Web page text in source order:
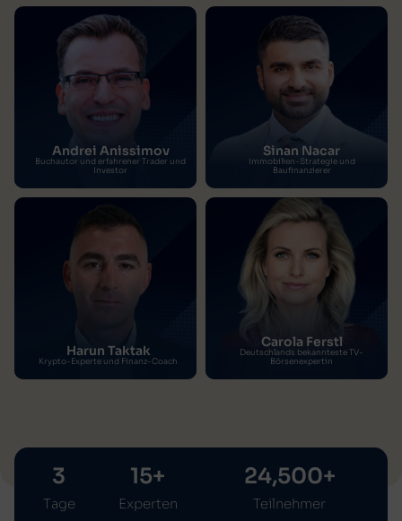
Andrei Anissimov
Buchautor und erfahrener Trader und
Investor
Sinan Nacar
Immobilien-Strategie und
Baufinanzierer
Harun Taktak
Krypto-Experte und Finanz-Coach
Carola Ferstl
Deutschlands bekannteste TV-
Börsenexpertin
Tage
3
Experten
15+
Teilnehmer
24,500+